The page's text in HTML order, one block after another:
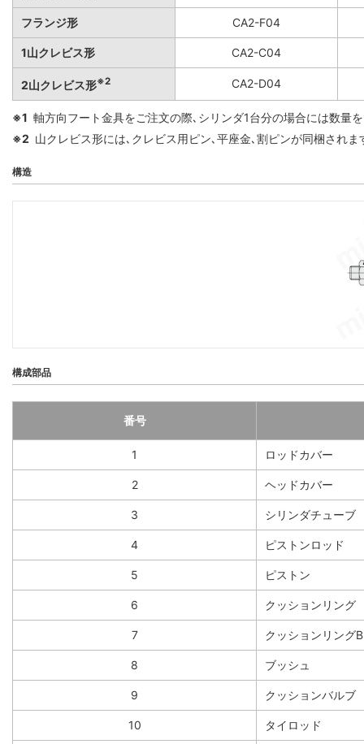
フランジ形 CA2-F04
1山クレビス形 CA2-C04
2山クレビス形※2 CA2-D04
※1 軸方向フート金具をご注文の際､シリンダ1台分の場合には数量
※2 山クレビス形には､クレビス用ピン､平座金､割ピンが同梱されま
構造
構成部品
番号
1 ロッドカバー
2 ヘッドカバー
3 シリンダチューブ
4 ピストンロッド
5 ピストン
6 クッションリング
7 クッションリングB
8 ブッシュ
9 クッションバルブ
10 タイロッド